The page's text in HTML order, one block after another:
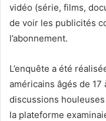
l
vidéo (série, films,
de voir les publicités
l’abonnement.
L’enquête a été
américains âgés de
discussions
la plateforme